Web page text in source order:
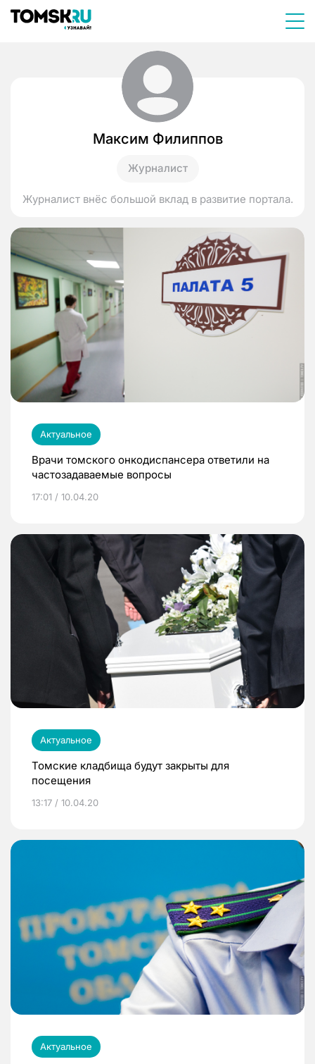
Максим Филиппов
Журналист
Журналист внёс большой вклад в развитие портала.
Актуальное
Врачи томского онкодиспансера ответили на
частозадаваемые вопросы
17:01 / 10.04.20
Актуальное
Томские кладбища будут закрыты для
посещения
13:17 / 10.04.20
Актуальное